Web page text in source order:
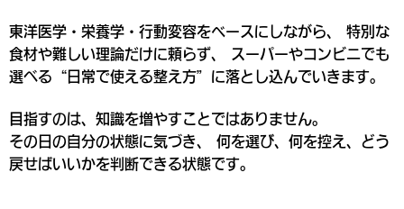
東洋医学・栄養学・行動変容をベースにしながら、 特別な
食材や難しい理論だけに頼らず、 スーパーやコンビニでも
選べる“日常で使える整え方”に落とし込んでいきます。
目指すのは、知識を増やすことではありません。
その日の自分の状態に気づき、 何を選び、何を控え、どう
戻せばいいかを判断できる状態です。